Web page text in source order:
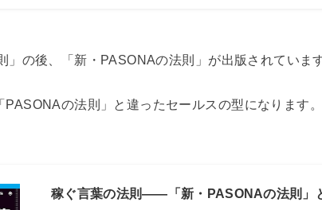
」の後、「新・PASONAの法則」が出版されています
PASONAの法則」と違ったセールスの型になります
稼ぐ言葉の法則――「新・PASONAの法則」